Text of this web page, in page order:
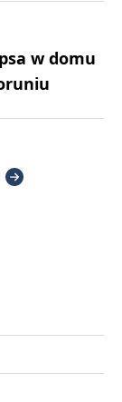
w domu